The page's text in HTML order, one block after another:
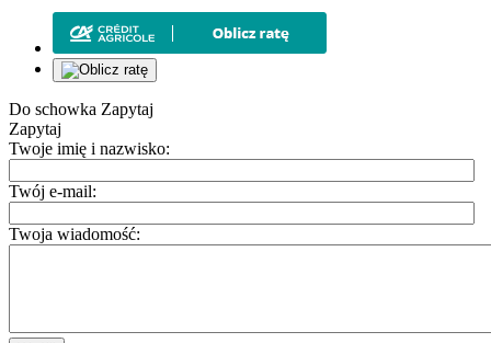
Do schowka Zapytaj
Zapytaj
Twoje imię i nazwisko:
Twój e-mail:
Twoja wiadomość: